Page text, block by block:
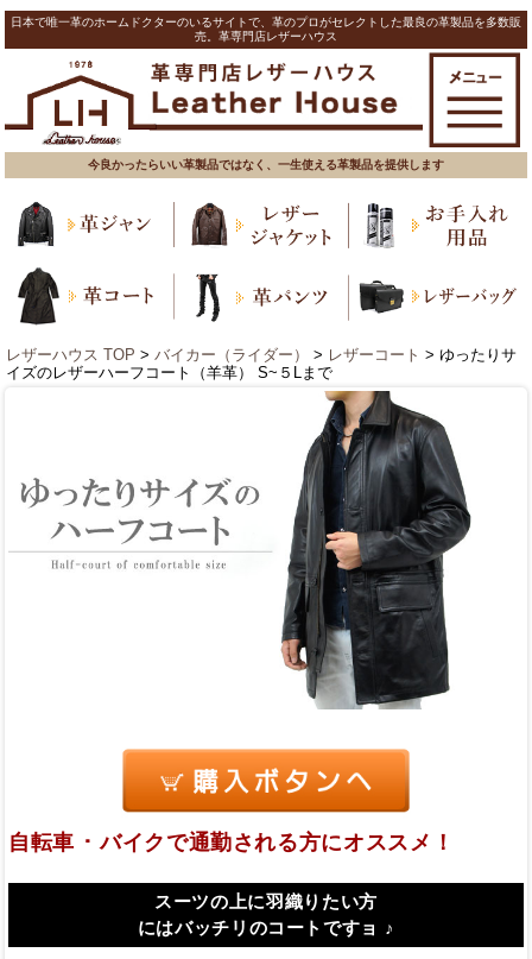
日本で唯一革のホームドクターのいるサイトで、革のプロがセレクトした最良の革製品を多数販
売。革専門店レザーハウス
今良かったらいい革製品ではなく、一生使える革製品を提供します
レザーハウス TOP > バイカー（ライダー） > レザーコート > ゆったりサ
イズのレザーハーフコート（羊革） S~５Lまで
自転車 ･ バイクで通勤される方にオススメ！
スーツの上に羽織りたい方
にはバッチリのコートですョ ♪